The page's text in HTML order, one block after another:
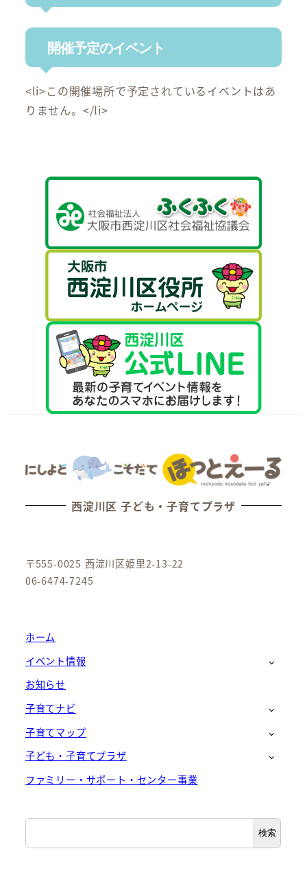
開催予定のイベント
<li>この開催場所で予定されているイベントはあ
りません。</li>
西淀川区 子ども・子育てプラザ
〒555-0025 西淀川区姫里2-13-22
06-6474-7245
ホーム
イベント情報
お知らせ
子育てナビ
子育てマップ
子ども・子育てプラザ
ファミリー・サポート・センター事業
検
索
検索